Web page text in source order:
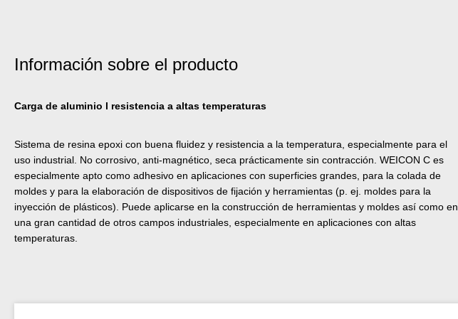
Información sobre el producto
Carga de aluminio l resistencia a altas temperaturas
Sistema de resina epoxi con buena fluidez y resistencia a la temperatura, especialmente para el
uso industrial. No corrosivo, anti-magnético, seca prácticamente sin contracción. WEICON C es
especialmente apto como adhesivo en aplicaciones con superficies grandes, para la colada de
moldes y para la elaboración de dispositivos de fijación y herramientas (p. ej. moldes para la
inyección de plásticos). Puede aplicarse en la construcción de herramientas y moldes así como en
una gran cantidad de otros campos industriales, especialmente en aplicaciones con altas
temperaturas.